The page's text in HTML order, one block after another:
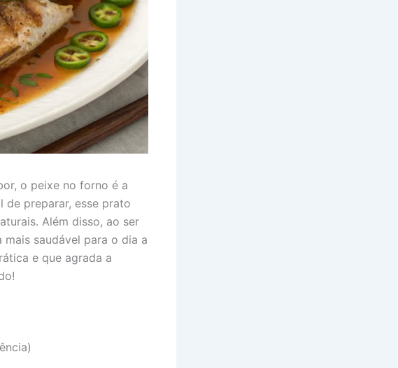
o peixe no forno é a
de preparar, esse prato
Além disso, ao ser
saudável para o dia a
e que agrada a